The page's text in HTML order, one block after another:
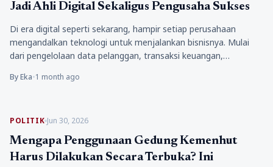
Jadi Ahli Digital Sekaligus Pengusaha Sukses
Di era digital seperti sekarang, hampir setiap perusahaan
mengandalkan teknologi untuk menjalankan bisnisnya. Mulai
dari pengelolaan data pelanggan, transaksi keuangan,…
By Eka•1 month ago
POLITIK Jun 30, 2026
Mengapa Penggunaan Gedung Kemenhut
Harus Dilakukan Secara Terbuka? Ini